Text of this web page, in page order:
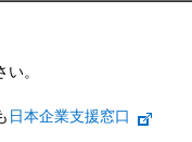
。
日本企業支援窓口